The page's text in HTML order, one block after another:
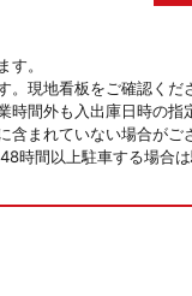
。
現地看板をご確認くだ
時間外も入出庫日時の
まれていない場合がご
時間以上駐車する場合は